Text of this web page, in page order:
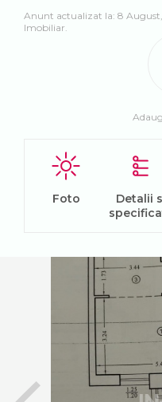
Anunt actualizat la: 8
Imobiliar.
Foto
Detalii